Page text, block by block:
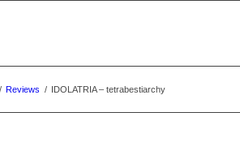
/ Reviews / IDOLATRIA – tetrabestiarchy